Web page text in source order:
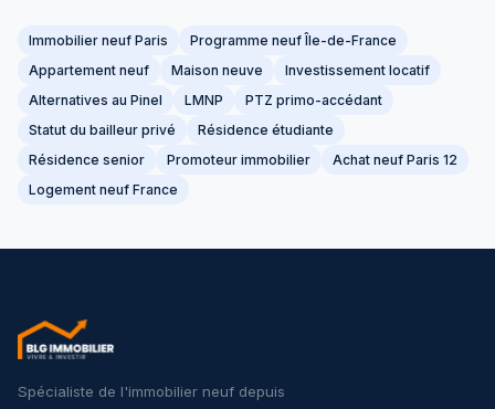
Immobilier neuf Paris
Programme neuf Île-de-France
Appartement neuf
Maison neuve
Investissement locatif
Alternatives au Pinel
LMNP
PTZ primo-accédant
Statut du bailleur privé
Résidence étudiante
Résidence senior
Promoteur immobilier
Achat neuf Paris 12
Logement neuf France
Spécialiste de l'immobilier neuf depuis